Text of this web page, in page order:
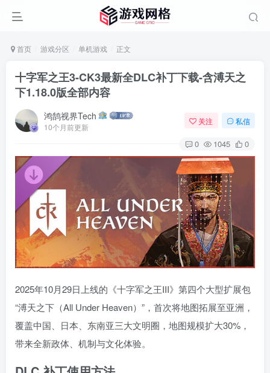
首页 游戏分区 单机游戏 正文
十字军之王3-CK3最新全DLC补丁下载-含溥天之
下1.18.0版全部内容
鸿鹄视界Tech
10个月前更新
关注 私信
0 1045 0
2025年10月29日上线的《十字军之王III》第四个大型扩展包
“溥天之下（All Under Heaven）”，首次将地图拓展至亚洲，
覆盖中国、日本、东南亚三大文明圈，地图规模扩大30%，
带来全新政体、机制与文化体验。